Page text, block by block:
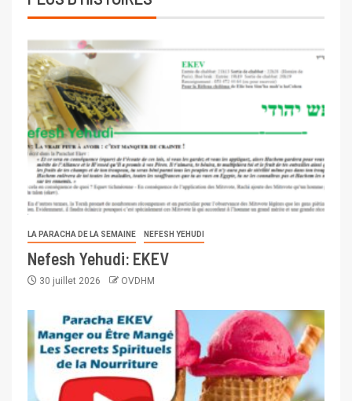
LA PARACHA DE LA SEMAINE NEFESH YEHUDI
Nefesh Yehudi: EKEV
30 juillet 2026 OVDHM